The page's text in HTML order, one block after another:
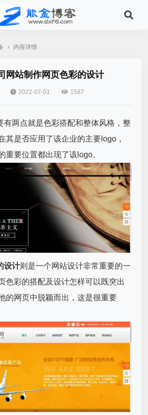
› 内容详情
网站制作网页色彩的设计
2022-07-01 1587
有两点就是色彩搭配和整体风格，整
其是否应用了该企业的主要logo，
重要位置都出现了该logo。
设计则是一个网站设计非常重要的一
色彩的搭配及设计怎样可以既突出
的网页中脱颖而出，这是很重要